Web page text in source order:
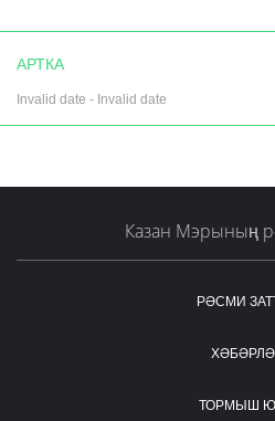
АРТКА
Invalid date - Invalid date
Казан Мэрының
РӘСМИ
ТОРМЫШ